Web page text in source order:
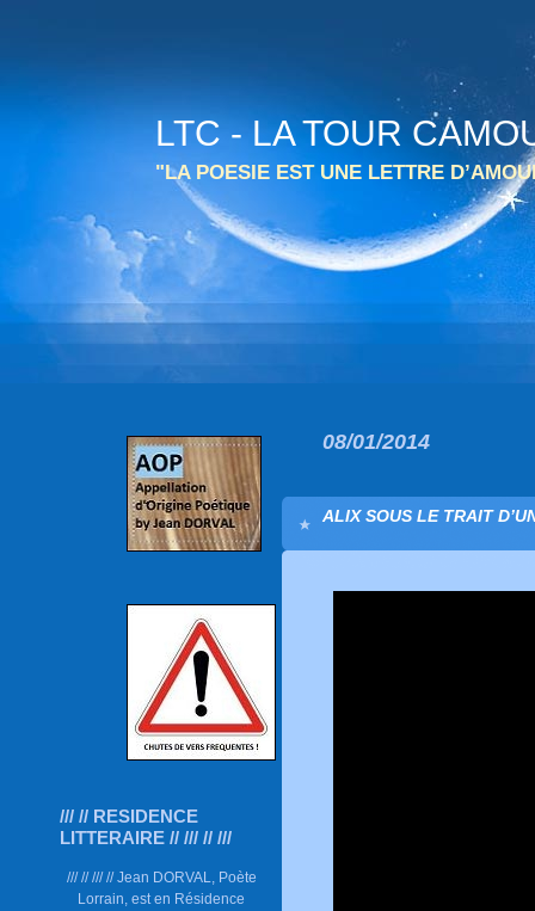
LTC - LA TOUR
"LA POESIE EST UNE LETTRE
/// // RESIDENCE
LITTERAIRE // /// // ///
/// // /// // Jean DORVAL, Poète
Lorrain, est en Résidence
08/01/2014
ALIX SOUS LE TRAIT